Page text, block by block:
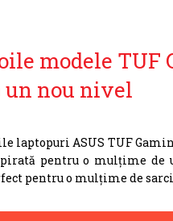
modele TUF
un nou nivel
laptopuri ASUS TUF
pentru o mulțime de
pentru o mulțime de